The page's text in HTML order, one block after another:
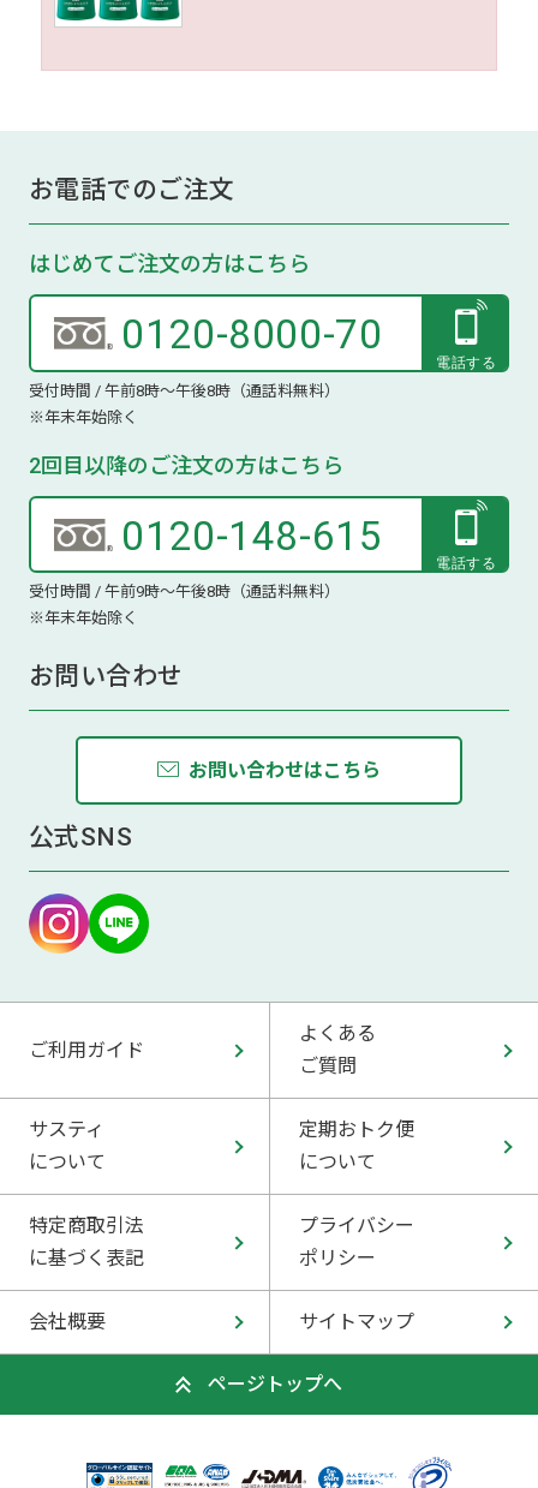
お電話でのご注文
はじめてご注文の方はこちら
0120-8000-70
受付時間 / 午前8時～午後8時（通話料無料）
※年末年始除く
2回目以降のご注文の方はこちら
0120-148-615
受付時間 / 午前9時～午後8時（通話料無料）
※年末年始除く
お問い合わせ
お問い合わせはこちら
公式SNS
ご利用ガイド
よくある
ご質問
サスティ
について
定期おトク便
について
特定商取引法
に基づく表記
プライバシー
ポリシー
会社概要 サイトマップ
ページトップへ